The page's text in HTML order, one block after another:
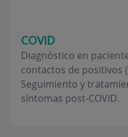
COVID
Diagnóstico en
contactos de positivos
Seguimiento y
síntomas post-COVID.